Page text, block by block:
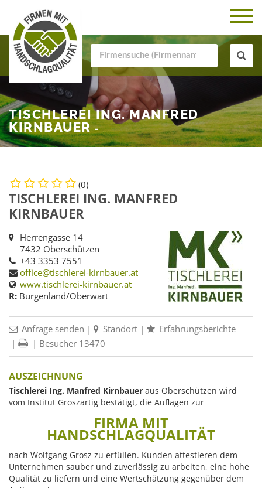
TISCHLEREI ING. MANFRED
KIRNBAUER-
(0)
TISCHLEREI ING. MANFRED
KIRNBAUER
Herrengasse 14
7432 Oberschützen
+43 3353 7551
office@tischlerei-kirnbauer.at
www.tischlerei-kirnbauer.at
R: Burgenland/Oberwart
Anfrage senden | Standort |
Erfahrungsberichte
|
| Besucher 13470
AUSZEICHNUNG
Tischlerei Ing. Manfred Kirnbauer aus Oberschützen wird
vom Institut Groszartig bestätigt, die Auflagen zur
FIRMA MIT
HANDSCHLAGQUALITÄT
nach Wolfgang Grosz zu erfüllen. Kunden attestieren dem
Unternehmen sauber und zuverlässig zu arbeiten, eine hohe
Qualität zu liefern und eine Wertschätzung gegenüber dem